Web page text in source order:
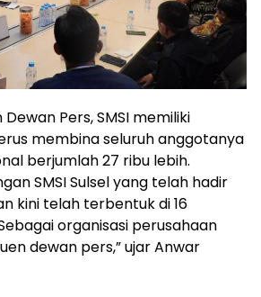
Pers, SMSI memiliki
membina seluruh anggotanya
berjumlah 27 ribu lebih.
SMSI Sulsel yang telah hadir
kini telah terbentuk di 16
organisasi perusahaan
dewan pers,” ujar Anwar